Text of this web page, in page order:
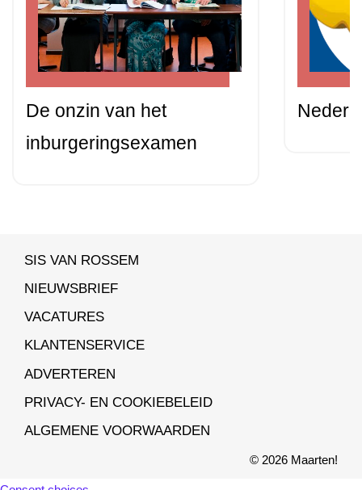
De onzin van het
inburgeringsexamen
SIS VAN ROSSEM
NIEUWSBRIEF
VACATURES
KLANTENSERVICE
ADVERTEREN
PRIVACY- EN COOKIEBELEID
ALGEMENE VOORWAARDEN
© 2026 Maarten!